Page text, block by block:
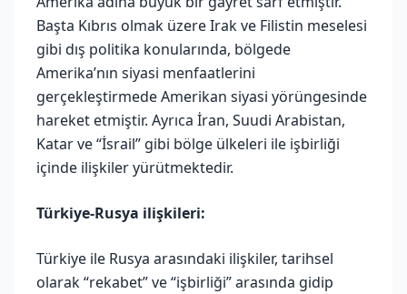
Başta Kıbrıs olmak üzere Irak ve Filistin meselesi
gibi dış politika konularında, bölgede
Amerika’nın siyasi menfaatlerini
gerçekleştirmede Amerikan siyasi yörüngesinde
hareket etmiştir. Ayrıca İran, Suudi Arabistan,
Katar ve “İsrail” gibi bölge ülkeleri ile işbirliği
içinde ilişkiler yürütmektedir.
Türkiye-Rusya ilişkileri:
Türkiye ile Rusya arasındaki ilişkiler, tarihsel
olarak “rekabet” ve “işbirliği” arasında gidip